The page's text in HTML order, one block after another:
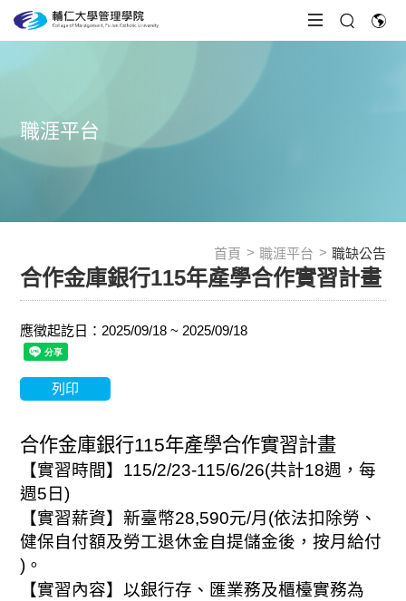
職涯平台
首頁 職涯平台 職缺公告
合作金庫銀行115年產學合作實習計畫
應徵起訖日：2025/09/18 ~ 2025/09/18
列印
合作金庫銀行115年產學合作實習計畫
【實習時間】 115/2/23-115/6/26(共計18週，每
週5 日)
【實習薪資】新臺幣28,590元/月 (依法扣除勞、
健保自付額及勞工退休金自提儲金後，按月給付
) 。
【實習內容】以銀行存、匯業務及櫃檯實務為